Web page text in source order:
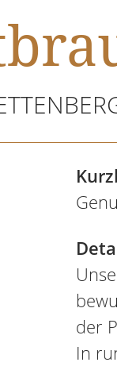
der
In